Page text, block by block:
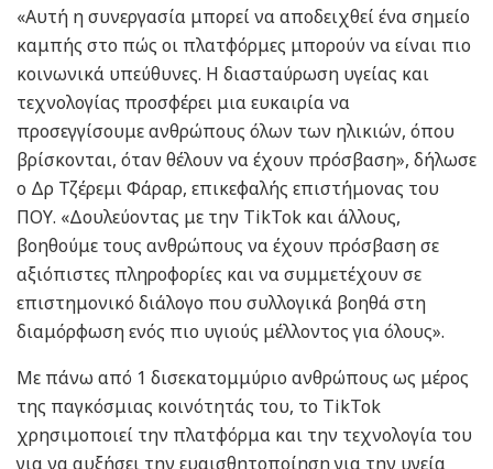
«Αυτή η συνεργασία μπορεί να αποδειχθεί ένα σημείο
καμπής στο πώς οι πλατφόρμες μπορούν να είναι πιο
κοινωνικά υπεύθυνες. Η διασταύρωση υγείας και
τεχνολογίας προσφέρει μια ευκαιρία να
προσεγγίσουμε ανθρώπους όλων των ηλικιών, όπου
βρίσκονται, όταν θέλουν να έχουν πρόσβαση», δήλωσε
ο Δρ Τζέρεμι Φάραρ, επικεφαλής επιστήμονας του
ΠΟΥ. «Δουλεύοντας με την TikTok και άλλους,
βοηθούμε τους ανθρώπους να έχουν πρόσβαση σε
αξιόπιστες πληροφορίες και να συμμετέχουν σε
επιστημονικό διάλογο που συλλογικά βοηθά στη
διαμόρφωση ενός πιο υγιούς μέλλοντος για όλους».
Με πάνω από 1 δισεκατομμύριο ανθρώπους ως μέρος
της παγκόσμιας κοινότητάς του, το TikTok
χρησιμοποιεί την πλατφόρμα και την τεχνολογία του
για να αυξήσει την ευαισθητοποίηση για την υγεία